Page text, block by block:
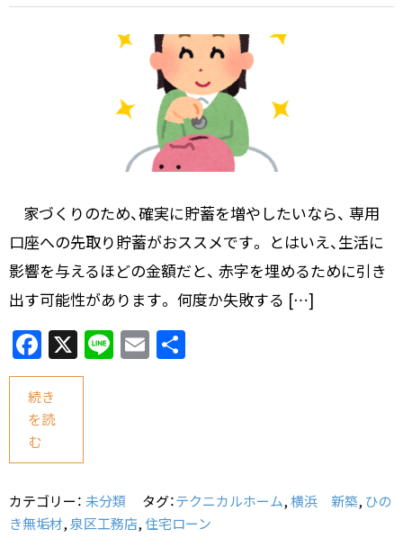
家づくりのため、確実に貯蓄を増やしたいなら、 専用
口座への先取り貯蓄がおススメです。 とはいえ、生活に
影響を与えるほどの金額だと、 赤字を埋めるために引き
出す可能性があります。 何度か失敗する […]
F
a
c
e
b
o
o
X Li
n
E
m
続き
を読
む
カテゴリー： 未分類 タグ：テクニカルホーム,横浜 新築, ひの
き無垢材,泉区工務店,住宅ローン